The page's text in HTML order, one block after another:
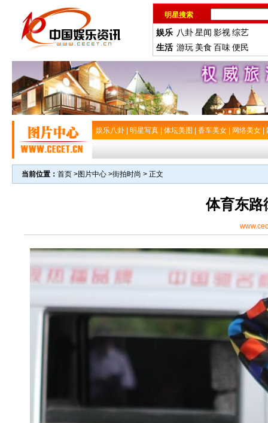
明星搜索
娱乐 八卦星闻 影视综艺
生活 游玩 美食 百味便民
娱乐八卦 明星写真 体坛美图 香车美女 网络美女
当前位置： 首页 >图片中心 >街拍时尚 > 正文
体育东路